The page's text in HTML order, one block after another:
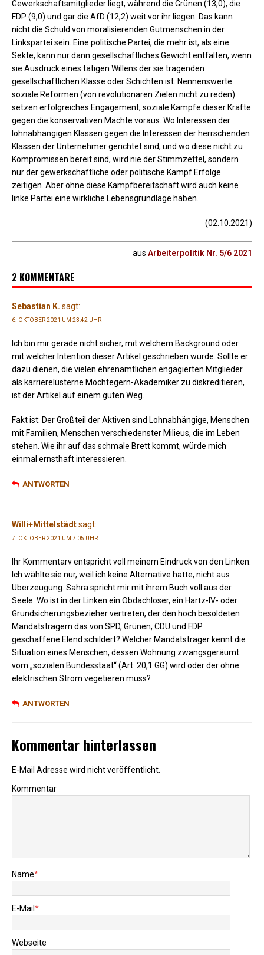
Gewerkschaftsmitglieder liegt, während die Grünen (13,0), die
FDP (9,0) und gar die AfD (12,2) weit vor ihr liegen. Das kann
nicht die Schuld von moralisierenden Gutmenschen in der
Linkspartei sein. Eine politische Partei, die mehr ist, als eine
Sekte, kann nur dann gesellschaftliches Gewicht entfalten, wenn
sie Ausdruck eines tätigen Willens der sie tragenden
gesellschaftlichen Klasse oder Schichten ist. Nennenswerte
soziale Reformen (von revolutionären Zielen nicht zu reden)
setzen erfolgreiches Engagement, soziale Kämpfe dieser Kräfte
gegen die konservativen Mächte voraus. Wo Interessen der
lohnabhängigen Klassen gegen die Interessen der herrschenden
Klassen der Unternehmer gerichtet sind, und wo diese nicht zu
Kompromissen bereit sind, wird nie der Stimmzettel, sondern
nur der gewerkschaftliche oder politische Kampf Erfolge
zeitigen. Aber ohne diese Kampfbereitschaft wird auch keine
linke Partei eine wirkliche Lebensgrundlage haben.
(02.10.2021)
aus Arbeiterpolitik Nr. 5/6 2021
2 KOMMENTARE
Sebastian K. sagt:
6. OKTOBER 2021 UM 23:42 UHR
Ich bin mir gerade nicht sicher, mit welchem Background oder
mit welcher Intention dieser Artikel geschrieben wurde. Sollte er
dazu dienen, die vielen ehrenamtlichen engagierten Mitglieder
als karrierelüsterne Möchtegern-Akademiker zu diskreditieren,
ist der Artikel auf einem guten Weg.
Fakt ist: Der Großteil der Aktiven sind Lohnabhängige, Menschen
mit Familien, Menschen verschiedenster Milieus, die im Leben
stehen. Wie ihr auf das schmale Brett kommt, würde mich
einmal ernsthaft interessieren.
ANTWORTEN
Willi+Mittelstädtsagt:
7. OKTOBER 2021 UM 7:05 UHR
Ihr Kommentarv entspricht voll meinem Eindruck von den Linken.
Ich wählte sie nur, weil ich keine Alternative hatte, nicht aus
Überzeugung. Sahra spricht mir mit ihrem Buch voll aus der
Seele. Wo ist in der Linken ein Obdachloser, ein Hartz-IV- oder
Grundsicherungsbezieher vertreten, der den hoch besoldeten
Mandatsträgern das von SPD, Grünen, CDU und FDP
geschaffene Elend schildert? Welcher Mandatsträger kennt die
Situation eines Menschen, dessen Wohnung zwangsgeräumt
vom „sozialen Bundesstaat“ (Art. 20,1 GG) wird oder der ohne
elektrischen Strom vegetieren muss?
ANTWORTEN
Kommentar hinterlassen
E-Mail Adresse wird nicht veröffentlicht.
Kommentar
Name*
E-Mail *
Webseite